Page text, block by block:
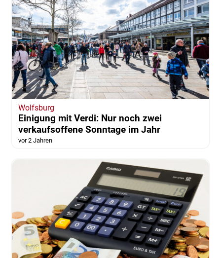
Wolfsburg
Einigung mit Verdi: Nur noch zwei
verkaufsoffene Sonntage im Jahr
vor 2 Jahren